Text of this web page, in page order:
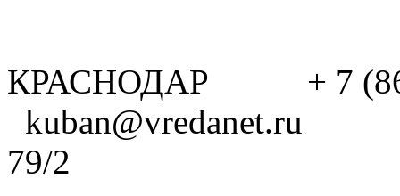
КРАСНОДАР + 7
kuban@vredanet.ru г.
79/2